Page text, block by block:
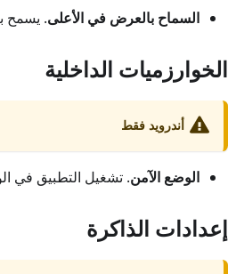
السماح بالعرض في الأعلى. يسمح
الخوارزميات الداخلية
أندرويد فقط
الوضع الآمن. تشغيل التطبيق في
إعدادات الذاكرة